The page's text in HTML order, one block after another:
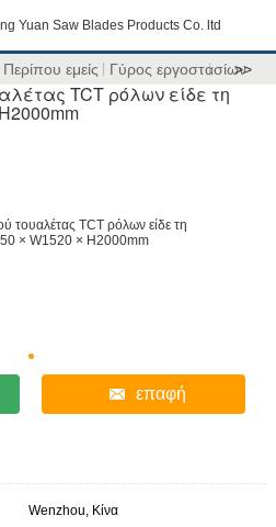
Yuan Saw Blades Products Co. ltd
Περίπου εμείς Γύρος εργοστασίων
>>
TCT ρόλων είδε τη
επαφή
Wenzhou, Κίνα